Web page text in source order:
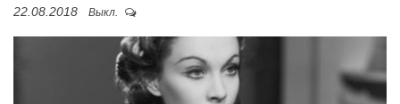
22.08.2018 Выкл.